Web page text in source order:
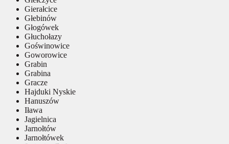
Gierałcice
Głebinów
Głogówek
Głuchołazy
Goświnowice
Goworowice
Grabin
Grabina
Gracze
Hajduki Nyskie
Hanuszów
Iława
Jagielnica
Jarnołtów
Jarnołtówek